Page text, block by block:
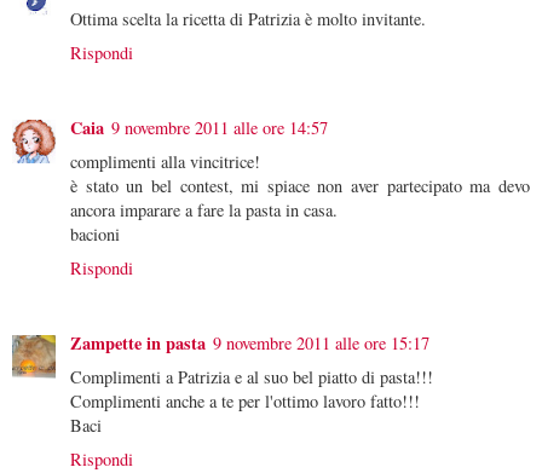
Ottima scelta la ricetta di Patrizia è molto invitante.
Rispondi
Caia 9 novembre 2011 alle ore 14:57
complimenti alla vincitrice!
è stato un bel contest, mi spiace non aver partecipato ma devo
ancora imparare a fare la pasta in casa.
bacioni
Rispondi
Zampette in pasta 9 novembre 2011 alle ore 15:17
Complimenti a Patrizia e al suo bel piatto di pasta!!!
Complimenti anche a te per l'ottimo lavoro fatto!!!
Baci
Rispondi